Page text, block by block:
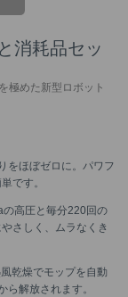
消耗品セッ
極めた新型ロボット
をほぼゼロに。パワフ
です。
の高圧と毎分220回の
さしく、ムラなくき
乾燥でモップを自動
解放されます。